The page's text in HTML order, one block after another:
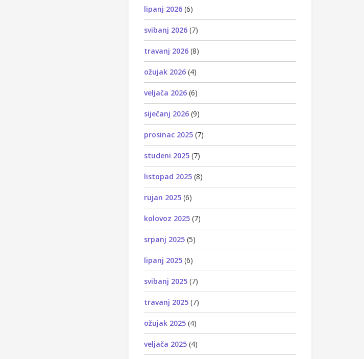
lipanj 2026 (6)
svibanj 2026 (7)
travanj 2026 (8)
ožujak 2026 (4)
veljača 2026 (6)
siječanj 2026 (9)
prosinac 2025 (7)
studeni 2025 (7)
listopad 2025 (8)
rujan 2025 (6)
kolovoz 2025 (7)
srpanj 2025 (5)
lipanj 2025 (6)
svibanj 2025 (7)
travanj 2025 (7)
ožujak 2025 (4)
veljača 2025 (4)